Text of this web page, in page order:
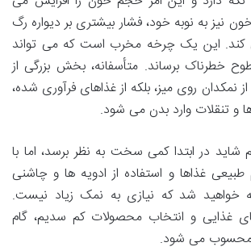
نیز به نوبه خود، فشار بیشتری بر دیواره رگ
کند. این یک چرخه مخرب است که می تواند
خطرناک برساند. متأسفانه، بخش بزرگی از
نمکدان روی میز، بلکه از غذاهای فرآوری شده،
و تنقلات وارد بدن می شود.
در ابتدا کمی سخت به نظر برسد، اما با
غذاها و استفاده از ادویه ها و چاشنی
خواهید شد که نیازی به نمک زیاد نیست.
غذایی و انتخاب محصولات کم سدیم، گام
محسوب می شود.